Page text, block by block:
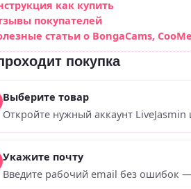
как купить
покупателей
статьи о BongaCams,
покупка
Выберите товар
Откройте нужный аккаунт
Укажите почту
Введите рабочий email без ошибок